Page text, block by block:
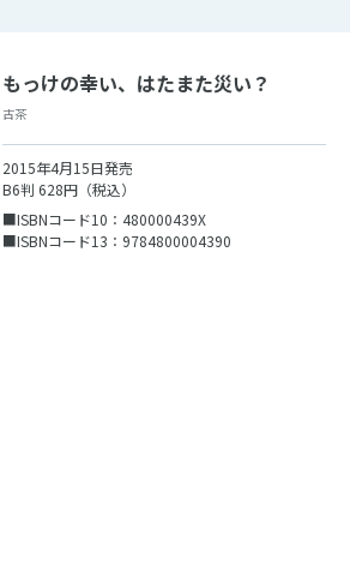
もっけの幸い、はたまた災い？
古茶
2015年4月15日発売
B6判 628円（税込）
■ISBNコード10：480000439X
■ISBNコード13：9784800004390